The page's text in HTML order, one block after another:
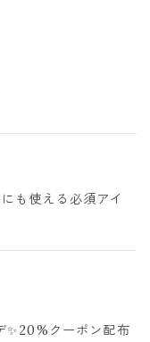
も使える必須アイ
✨20%クーポン配布